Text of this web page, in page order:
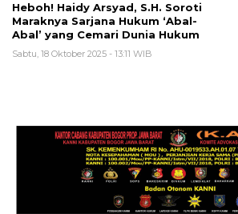
Heboh! Haidy Arsyad, S.H. Soroti
Maraknya Sarjana Hukum ‘Abal-
Abal’ yang Cemari Dunia Hukum
Sabtu, 18 Oktober 2025 - 13:11 WIB